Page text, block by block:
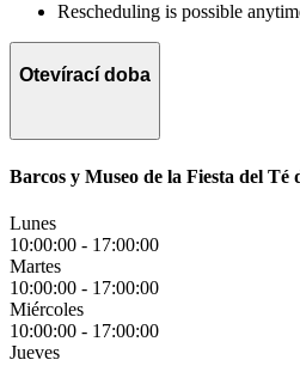
Rescheduling is possible
Otevírací doba
Barcos y Museo de la Fiesta del Té
Lunes
10:00:00 - 17:00:00
Martes
10:00:00 - 17:00:00
Miércoles
10:00:00 - 17:00:00
Jueves